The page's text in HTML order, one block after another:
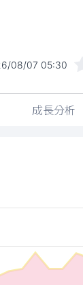
08/07 05:30
成長分析